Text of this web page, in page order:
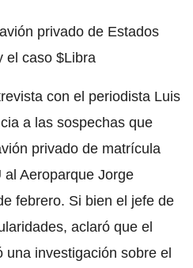
privado de Estados
el caso $Libra
con el periodista Luis
a las sospechas que
privado de matrícula
Aeroparque Jorge
febrero. Si bien el jefe de
aclaró que el
una investigación sobre el